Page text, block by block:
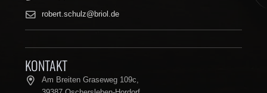
robert.schulz@briol.de
KONTAKT
Am Breiten Graseweg 109c,